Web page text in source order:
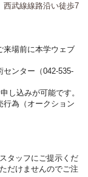
武線線路沿い徒歩7
来場前に本学ウェブ
センター（042-535-
し込みが可能です。
行為（オークション
タッフにご提示くだ
だけませんのでご注